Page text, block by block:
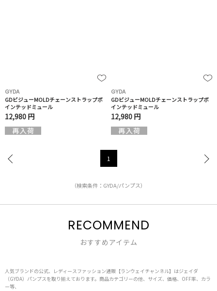
GYDA
GDビジューMOLDチェーンストラップポ
インテッドミュール
12,980 円
GYDA
GDビジューMOLDチェーンストラップポ
インテッドミュール
12,980 円
1
（検索条件：GYDA/パンプス）
RECOMMEND
おすすめアイテム
人気ブランドの公式、レディースファッション通販【ランウェイチャンネル】はジェイダ
（GYDA）パンプスを取り揃えております。商品カテゴリーの他、サイズ、価格、OFF率、カラ
ー等、